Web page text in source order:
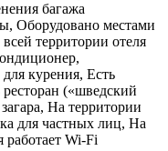
багажа
Оборудовано местами
территории отеля
курения, Есть
(«шведский
На территории
для частных лиц, На
работает Wi-Fi